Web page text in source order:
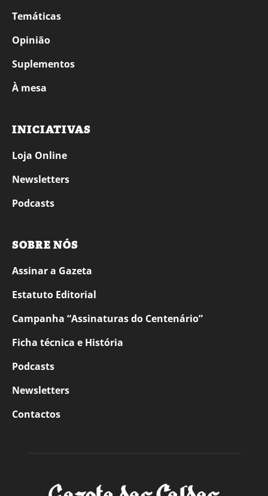
Temáticas
Opinião
Suplementos
À mesa
INICIATIVAS
Loja Online
Newsletters
Podcasts
SOBRE NÓS
Assinar a Gazeta
Estatuto Editorial
Campanha “Assinaturas do Centenário”
Ficha técnica e História
Podcasts
Newsletters
Contactos